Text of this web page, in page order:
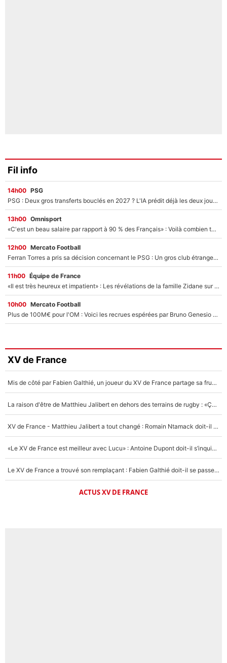
Fil info
14h00 PSG
PSG : Deux gros transferts bouclés en 2027 ? L'IA prédit déjà les deux joueurs qui pourraient rejoindre Luis Enrique !
13h00 Omnisport
«C'est un beau salaire par rapport à 90 % des Français» : Voilà combien touchait Nelson Monfort sur France Télévisions avant de rejoindre CNews
12h00 Mercato Football
Ferran Torres a pris sa décision concernant le PSG : Un gros club étranger prêt à relancer le feuilleton pour la signature du champion du monde 2026 !
11h00 Équipe de France
«Il est très heureux et impatient» : Les révélations de la famille Zidane sur sa prise de pouvoir en équipe de France !
10h00 Mercato Football
Plus de 100M€ pour l'OM : Voici les recrues espérées par Bruno Genesio et Grégory Lorenzi après l’opération dégraissage
XV de France
Mis de côté par Fabien Galthié, un joueur du XV de France partage sa frustration : «ils ne me l’ont pas dit tout de suite»
La raison d'être de Matthieu Jalibert en dehors des terrains de rugby : «Ça m'atteint autant que si tu touches à un membre de ma famille»
XV de France - Matthieu Jalibert a tout changé : Romain Ntamack doit-il s’inquiéter pour sa place à un an de la Coupe du monde ?
«Le XV de France est meilleur avec Lucu» : Antoine Dupont doit-il s’inquiéter pour sa place ?
Le XV de France a trouvé son remplaçant : Fabien Galthié doit-il se passer d'Antoine Dupont ?
ACTUS XV DE FRANCE